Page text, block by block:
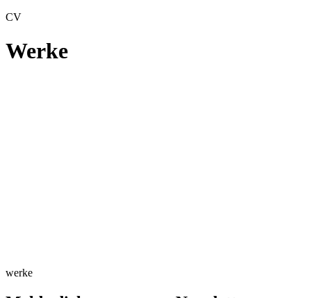
CV
Werke
werke